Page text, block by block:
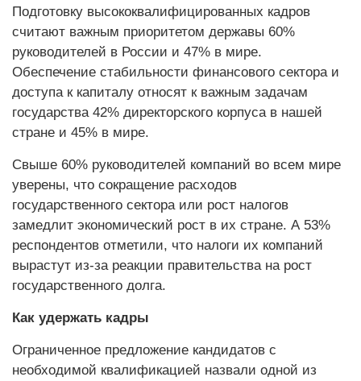
Подготовку высококвалифицированных кадров
считают важным приоритетом державы 60%
руководителей в России и 47% в мире.
Обеспечение стабильности финансового сектора и
доступа к капиталу относят к важным задачам
государства 42% директорского корпуса в нашей
стране и 45% в мире.
Свыше 60% руководителей компаний во всем мире
уверены, что сокращение расходов
государственного сектора или рост налогов
замедлит экономический рост в их стране. А 53%
респондентов отметили, что налоги их компаний
вырастут из-за реакции правительства на рост
государственного долга.
Как удержать кадры
Ограниченное предложение кандидатов с
необходимой квалификацией назвали одной из